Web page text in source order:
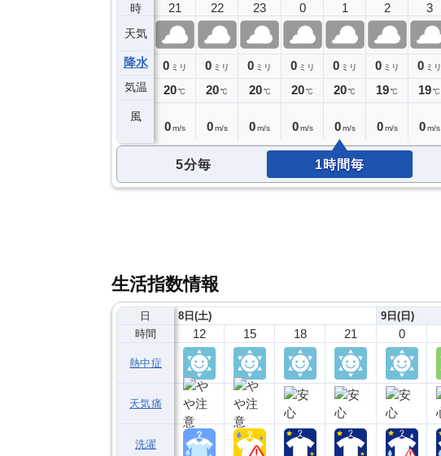
時
天気
降水
気温
風
20
2ミリ
20℃
21
0 ミリ
20℃
0 m/s
22
0 ミリ
20℃
0 m/s
23
0 ミリ
20 ℃
0m/s
0
0 ミリ
20℃
0 m/s
1
0 ミリ
20℃
0 m/s
2
0 ミリ
19℃
0 m/s
3
0 ミリ
19℃
0 m/s
5分毎 1時間毎
生活指数情報
日
時間
熱中症
天気痛
洗濯
8日(土)
12 15 18 21
9日(日)
0